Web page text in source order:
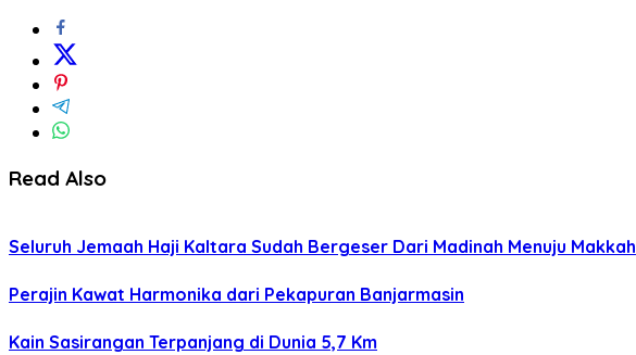
Read Also
Seluruh Jemaah Haji Kaltara Sudah Bergeser Dari Madinah Menuju Makkah
Perajin Kawat Harmonika dari Pekapuran Banjarmasin
Kain Sasirangan Terpanjang di Dunia 5,7 Km